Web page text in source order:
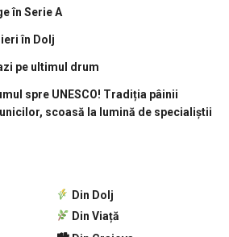
în Serie A
în Dolj
pe ultimul drum
spre UNESCO! Tradiția pâinii
scoasă la lumină de specialiștii
Din Dolj
Din Viață